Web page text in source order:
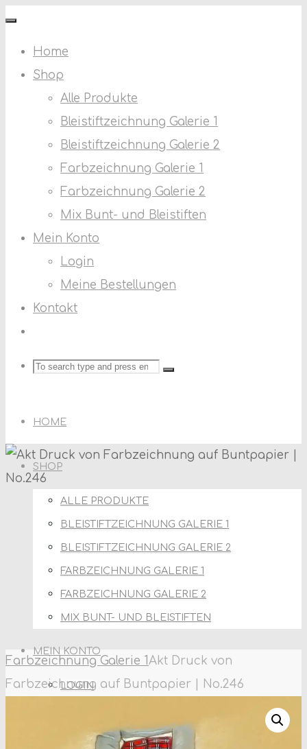
Skip
MECOS.ART
Home
Shop
Alle Produkte
Bleistiftzeichnung Galerie 1
Bleistiftzeichnung Galerie 2
Farbzeichnung Galerie 1
Farbzeichnung Galerie 2
Mix Bunt- und Bleistiften
Mein Konto
Login
Meine Bestellungen
Kontakt
Search
Search
Search
HOME
SHOP
ALLE PRODUKTE
BLEISTIFTZEICHNUNG GALERIE 1
BLEISTIFTZEICHNUNG GALERIE 2
FARBZEICHNUNG GALERIE 1
FARBZEICHNUNG GALERIE 2
MIX BUNT- UND BLEISTIFTEN
MEIN KONTO
LOGIN
Home
Farbzeichnung Galerie 1Akt Druck von
Farbzeichnung auf Buntpapier | No.246